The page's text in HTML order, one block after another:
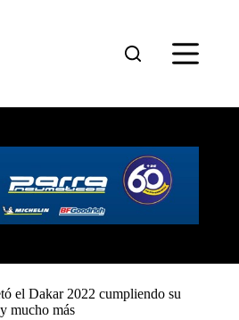
el Dakar 2022 cumpliendo su
mucho más